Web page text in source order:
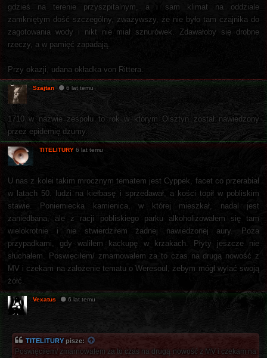
gdzieś na terenie przyszpitalnym, a i sam klimat na oddziale
zamkniętym dość szczególny, zważywszy, że nie było tam czajnika do
zagotowania wody i nikt nie miał sznurówek. Zdawałoby się drobne
rzeczy, a w pamięć zapadają.
Przy okazji, udana okładka von Rittera.
Szajtan 6 lat temu
1710 w nazwie zespołu to rok w którym Olsztyn został nawiedzony
przez epidemię dżumy.
TITELITURY 6 lat temu
U nas z kolei takim mrocznym tematem jest Cyppek, facet co przerabiał
w latach 50. ludzi na kiełbasę i sprzedawał, a kości topił w pobliskim
stawie. Poniemiecka kamienica, w której mieszkał, nadal jest
zaniedbana, ale z racji pobliskiego parku alkoholizowałem się tam
wielokrotnie i nie stwierdziłem żadnej nawiedzonej aury. Poza
przypadkami, gdy waliłem kackupę w krzakach. Płyty jeszcze nie
słuchałem. Poswięciłem/ zmarnowałem za to czas na drugą nowość z
MV i czekam na założenie tematu o Weresoul, żebym mógł wylać swoją
żółć.
Vexatus 6 lat temu
TITELITURY pisze:
Poswięciłem/ zmarnowałem za to czas na drugą nowość z MV i czekam na